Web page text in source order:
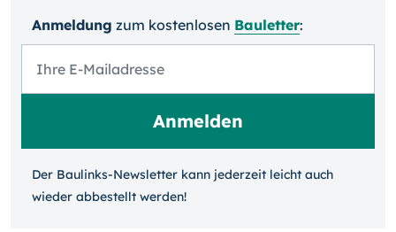
Anmeldung zum kosten­losen Bauletter:
Der Baulinks-Newsletter kann jeder­zeit leicht auch
wieder ab­bestellt werden!